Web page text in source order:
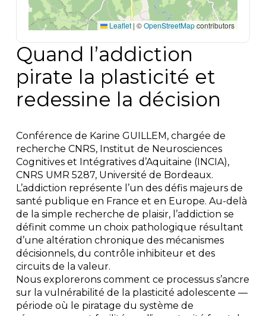
Leaflet | ©OpenStreetMapcontributors
Quand l’addiction
pirate la plasticité et
redessine la décision
Conférence de Karine GUILLEM, chargée de
recherche CNRS, Institut de Neurosciences
Cognitives et Intégratives d’Aquitaine (INCIA),
CNRS UMR 5287, Université de Bordeaux.
L’addiction représente l’un des défis majeurs de
santé publique en France et en Europe. Au-delà
de la simple recherche de plaisir, l’addiction se
définit comme un choix pathologique résultant
d’une altération chronique des mécanismes
décisionnels, du contrôle inhibiteur et des
circuits de la valeur.
Nous explorerons comment ce processus s’ancre
sur la vulnérabilité de la plasticité adolescente —
période où le piratage du système de